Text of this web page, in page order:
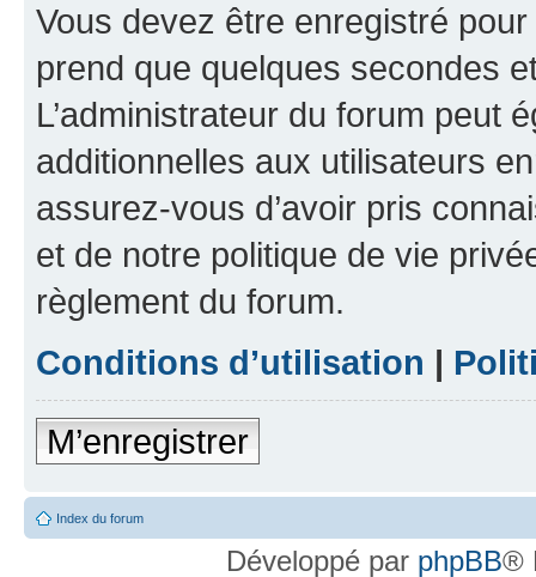
Vous devez être enregistré
prend que quelques secondes
L’administrateur du forum peut
additionnelles aux utilisateurs
assurez-vous d’avoir pris
et de notre politique de vie
règlement du forum.
Conditions d’utilisation |
M’enregistrer
Index du forum
Développé par phpBB®